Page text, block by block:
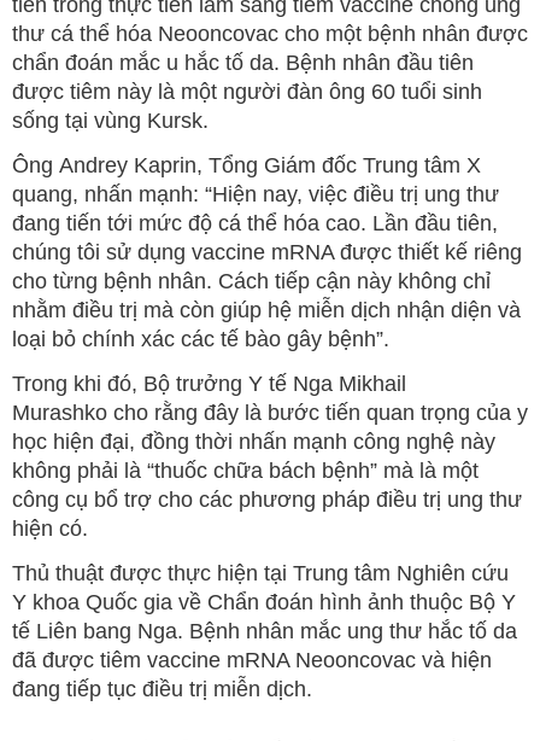
tiên trong thực tiễn lâm sàng tiêm vaccine chống ung
thư cá thể hóa Neooncovac cho một bệnh nhân được
chẩn đoán mắc u hắc tố da. Bệnh nhân đầu tiên
được tiêm này là một người đàn ông 60 tuổi sinh
sống tại vùng Kursk.
Ông Andrey Kaprin, Tổng Giám đốc Trung tâm X
quang, nhấn mạnh: “Hiện nay, việc điều trị ung thư
đang tiến tới mức độ cá thể hóa cao. Lần đầu tiên,
chúng tôi sử dụng vaccine mRNA được thiết kế riêng
cho từng bệnh nhân. Cách tiếp cận này không chỉ
nhằm điều trị mà còn giúp hệ miễn dịch nhận diện và
loại bỏ chính xác các tế bào gây bệnh”.
Trong khi đó, Bộ trưởng Y tế Nga Mikhail
Murashko cho rằng đây là bước tiến quan trọng của y
học hiện đại, đồng thời nhấn mạnh công nghệ này
không phải là “thuốc chữa bách bệnh” mà là một
công cụ bổ trợ cho các phương pháp điều trị ung thư
hiện có.
Thủ thuật được thực hiện tại Trung tâm Nghiên cứu
Y khoa Quốc gia về Chẩn đoán hình ảnh thuộc Bộ Y
tế Liên bang Nga. Bệnh nhân mắc ung thư hắc tố da
đã được tiêm vaccine mRNA Neooncovac và hiện
đang tiếp tục điều trị miễn dịch.